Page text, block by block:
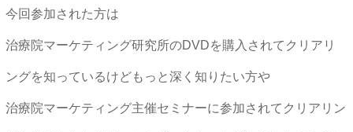
今回参加された方は
治療院マーケティング研究所のDVDを購入されてクリアリ
ングを知っているけどもっと深く知りたい方や
治療院マーケティング主催セミナーに参加されてクリアリン